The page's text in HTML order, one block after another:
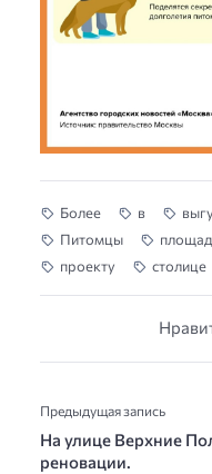
Более в
Питомцы
проекту
столице
Предыдущая запись
На улице Верхние
реновации.